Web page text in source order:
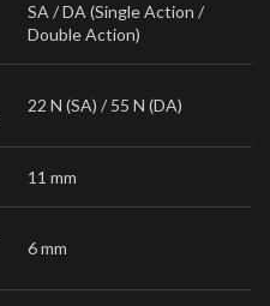
SA / DA (Single Action /
Double Action)
22 N (SA) / 55 N (DA)
11 mm
6 mm